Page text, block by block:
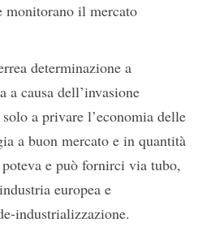
monitorano il mercato
determinazione a
a causa dell’invasione
a privare l’economia delle
a buon mercato e in quantità
e può fornirci via tubo,
europea e
industrializzazione.